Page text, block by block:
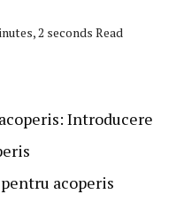
2 seconds Read
Introducere
acoperis